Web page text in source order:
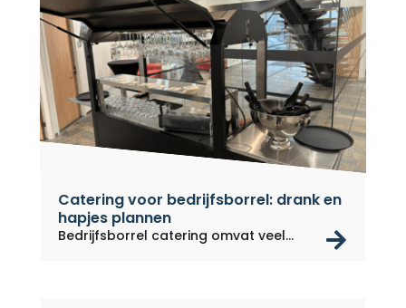
Catering voor bedrijfsborrel: drank en
hapjes plannen
Bedrijfsborrel catering omvat veel...